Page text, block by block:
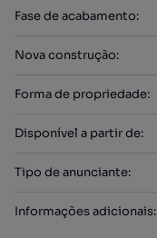
Fase de acabamento:
Nova construção:
Forma de propriedade:
Disponível a partir de:
Tipo de anunciante:
Informações adicionais: